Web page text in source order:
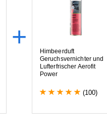
+ Himbeerduft
Geruchsvernichter und
Lufterfrischer Aerofit
Power
(100)